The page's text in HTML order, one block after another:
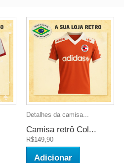
Detalhes da camisa...
Camisa retrô Col...
R$149,90
Adicionar